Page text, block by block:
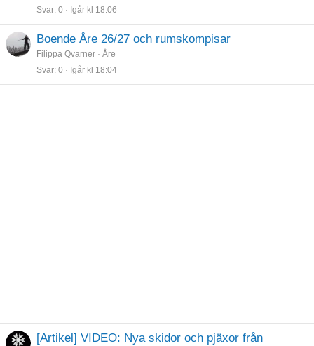
Svar 0 Igår kl 18:06
Boende Åre 26/27 och rumskompisar
Filippa Qvarner
Åre
Svar 0 Igår kl 18:04
[Artikel] VIDEO: Nya skidor och pjäxor från